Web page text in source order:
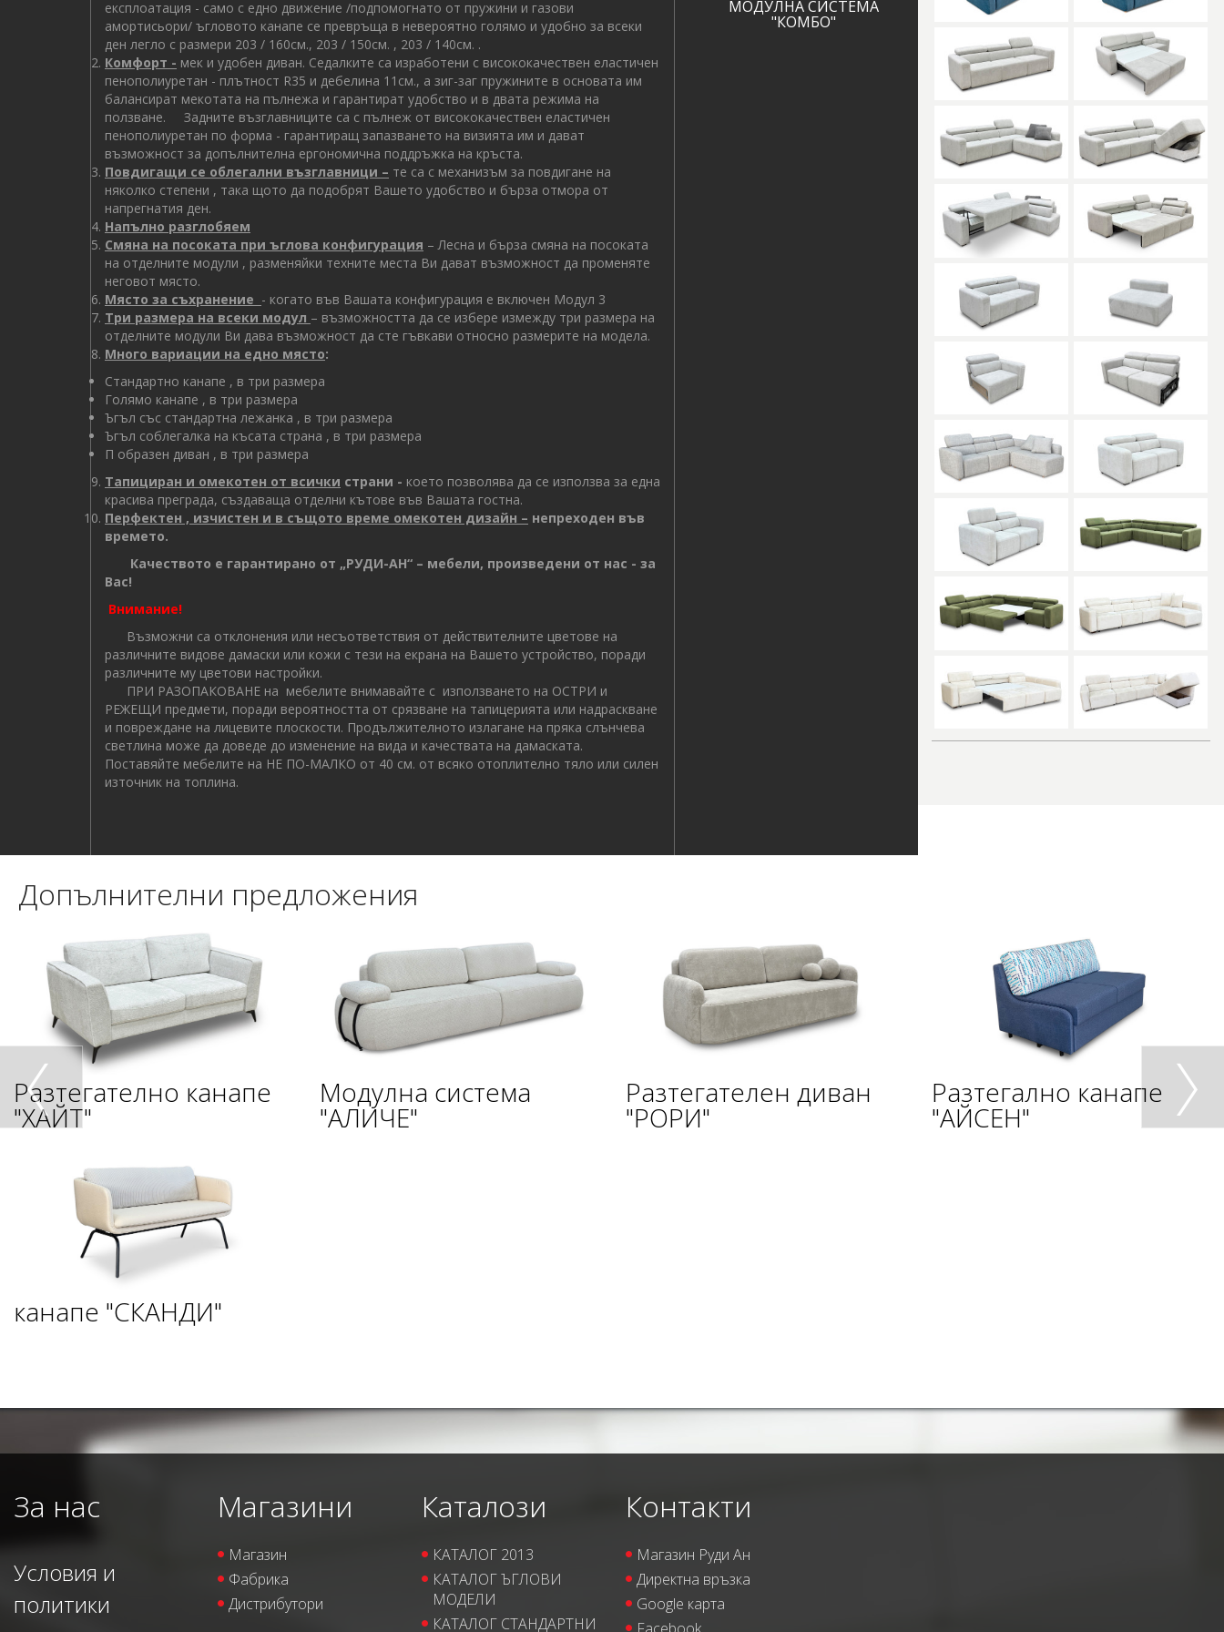
експлоатация - само с едно движение /подпомогнато от пружини и газови
амортисьори/ ъгловото канапе се превръща в невероятно голямо и удобно за всеки
ден легло с размери 203 / 160см., 203 / 150см. , 203 / 140см. .
Комфорт - мек и удобен диван. Седалките са изработени с висококачествен еластичен
пенополиуретан - плътност R35 и дебелина 11см., а зиг-заг пружините в основата им
балансират мекотата на пълнежа и гарантират удобство и в двата режима на
ползване. Задните възглавниците са с пълнеж от висококачествен еластичен
пенополиуретан по форма - гарантиращ запазването на визията им и дават
възможност за допълнителна ергономична поддръжка на кръста.
Повдигащи се облегални възглавници – те са с механизъм за повдигане на
няколко степени , така щото да подобрят Вашето удобство и бърза отмора от
напрегнатия ден.
Напълно разглобяем
Смяна на посоката при ъглова конфигурация – Лесна и бърза смяна на посоката
на отделните модули , разменяйки техните места Ви дават възможност да променяте
неговот място.
Място за съхранение - когато във Вашата конфигурация е включен Модул 3
Три размера на всеки модул – възможността да се избере измежду три размера на
отделните модули Ви дава възможност да сте гъвкави относно размерите на модела.
Много вариации на едно място:
Стандартно канапе , в три размера
Голямо канапе , в три размера
Ъгъл със стандартна лежанка , в три размера
Ъгъл соблегалка на късата страна , в три размера
П образен диван , в три размера
Тапициран и омекотен от всички страни - което позволява да се използва за една
красива преграда, създаваща отделни кътове във Вашата гостна.
Перфектен , изчистен и в същото време омекотен дизайн – непреходен във
времето.
Качеството е гарантирано от „РУДИ-АН“ – мебели, произведени от нас - за
Вас!
Внимание!
Възможни са отклонения или несъответствия от действителните цветове на
различните видове дамаски или кожи с тези на екрана на Вашето устройство, поради
различните му цветови настройки.
ПРИ РАЗОПАКОВАНЕ на мебелите внимавайте с използването на ОСТРИ и
РЕЖЕЩИ предмети, поради вероятността от срязване на тапицерията или надраскване
и повреждане на лицевите плоскости. Продължителното излагане на пряка слънчева
светлина може да доведе до изменение на вида и качествата на дамаската.
Поставяйте мебелите на НЕ ПО-МАЛКО от 40 см. от всяко отоплително тяло или силен
източник на топлина.
МОДУЛНА СИСТЕМА
"КОМБО"
Допълнителни предложения
Разтегателно канапе
"ХАЙТ"
Модулна система
"АЛИЧЕ"
Разтегателен диван
"РОРИ"
Разтегално канапе
"АЙСЕН"
канапе "СКАНДИ"
За нас
Условия и
политики
Магазини
Магазин
Фабрика
Дистрибутори
Каталози
КАТАЛОГ 2013
КАТАЛОГ ЪГЛОВИ
МОДЕЛИ
КАТАЛОГ СТАНДАРТНИ
Контакти
Магазин Руди Ан
Директна връзка
Google карта